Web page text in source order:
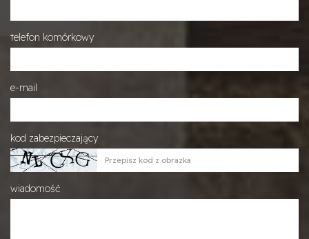
telefon komórkowy
e-mail
kod zabezpieczający
wiadomość